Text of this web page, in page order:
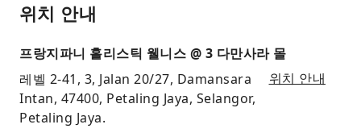
위치 안내
프랑지파니 홀리스틱 웰니스 @ 3 다만사라 몰
레벨 2-41, 3, Jalan 20/27, Damansara
Intan, 47400, Petaling Jaya, Selangor,
Petaling Jaya.
위치 안내